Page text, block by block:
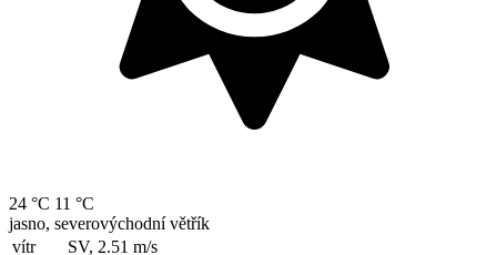
24 °C 11 °C
jasno, severovýchodní větřík
vítr
SV, 2.51 m/s